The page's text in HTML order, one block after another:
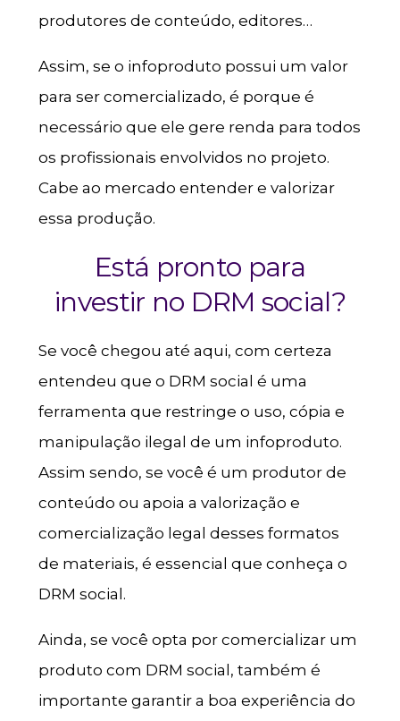
produtores de conteúdo, editores…
Assim, se o infoproduto possui um valor
para ser comercializado, é porque é
necessário que ele gere renda para todos
os profissionais envolvidos no projeto.
Cabe ao mercado entender e valorizar
essa produção.
Está pronto para
investir no DRM social?
Se você chegou até aqui, com certeza
entendeu que o DRM social é uma
ferramenta que restringe o uso, cópia e
manipulação ilegal de um infoproduto.
Assim sendo, se você é um produtor de
conteúdo ou apoia a valorização e
comercialização legal desses formatos
de materiais, é essencial que conheça o
DRM social.
Ainda, se você opta por comercializar um
produto com DRM social, também é
importante garantir a boa experiência do